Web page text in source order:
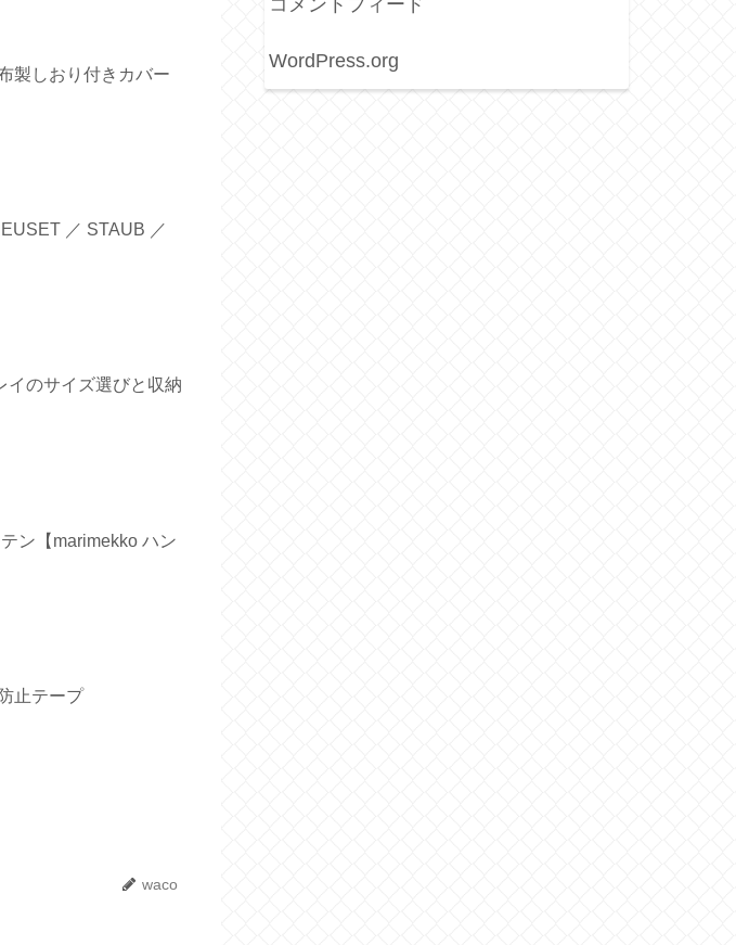
製しおり付きカバー
／ STAUB ／
イのサイズ選びと収納
ン【marimekko ハン
止テープ
waco
WordPress.org